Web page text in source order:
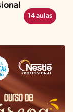
14 aulas